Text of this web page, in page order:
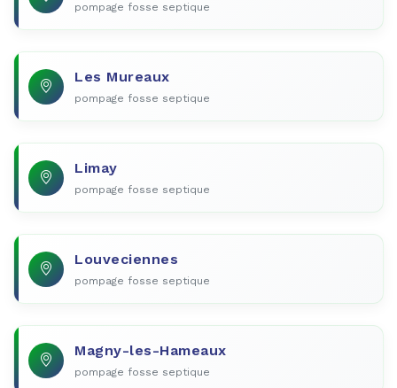
pompage fosse septique
Les Mureaux
pompage fosse septique
Limay
pompage fosse septique
Louveciennes
pompage fosse septique
Magny-les-Hameaux
pompage fosse septique